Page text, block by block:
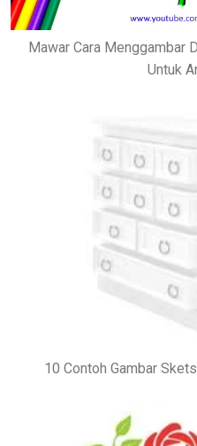
Mawar Cara Menggambar
Untuk
10 Contoh Gambar